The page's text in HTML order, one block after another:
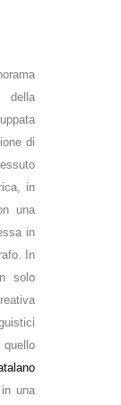
della
di
in
una
in
In
solo
quello
una